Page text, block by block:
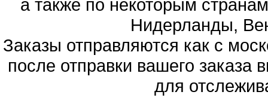
а также по некоторым
Нидерланды,
Заказы отправляются как с
после отправки вашего заказа
для